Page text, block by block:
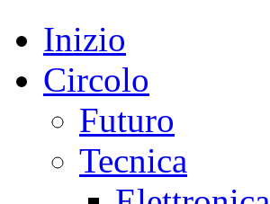
Inizio
Circolo
Futuro
Tecnica